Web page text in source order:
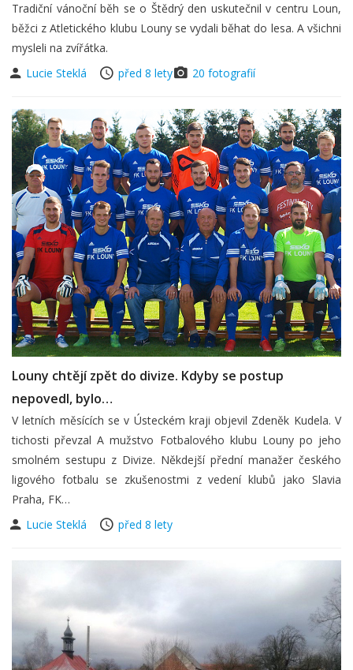
Tradiční vánoční běh se o Štědrý den uskutečnil v centru Loun,
běžci z Atletického klubu Louny se vydali běhat do lesa. A všichni
mysleli na zvířátka.
Lucie Steklá
před 8 lety 20 fotografií
Louny chtějí zpět do divize. Kdyby se postup
nepovedl, bylo…
V letních měsících se v Ústeckém kraji objevil Zdeněk Kudela. V
tichosti převzal A mužstvo Fotbalového klubu Louny po jeho
smolném sestupu z Divize. Někdejší přední manažer českého
ligového fotbalu se zkušenostmi z vedení klubů jako Slavia
Praha, FK…
Lucie Steklá
před 8 lety